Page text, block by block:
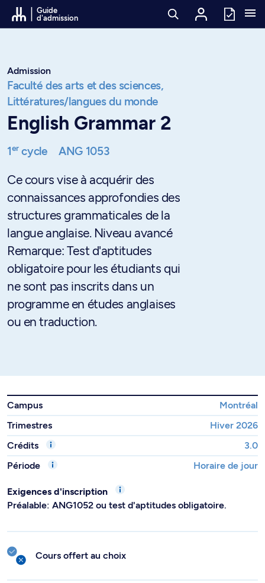
Passer au contenu
Guide
d'admission
Admission
Faculté des arts et des sciences,
Littératures/langues du monde
English Grammar 2
1ercycle ANG 1053
Ce cours vise à acquérir des
connaissances approfondies des
structures grammaticales de la
langue anglaise. Niveau avancé
Remarque: Test d'aptitudes
obligatoire pour les étudiants qui
ne sont pas inscrits dans un
programme en études anglaises
ou en traduction.
Campus
Montréal
Trimestres
Hiver 2026
Crédits
3.0
Période
Horaire de jour
Exigences d'inscription
Préalable: ANG1052 ou test d'aptitudes obligatoire.
Cours offert au choix